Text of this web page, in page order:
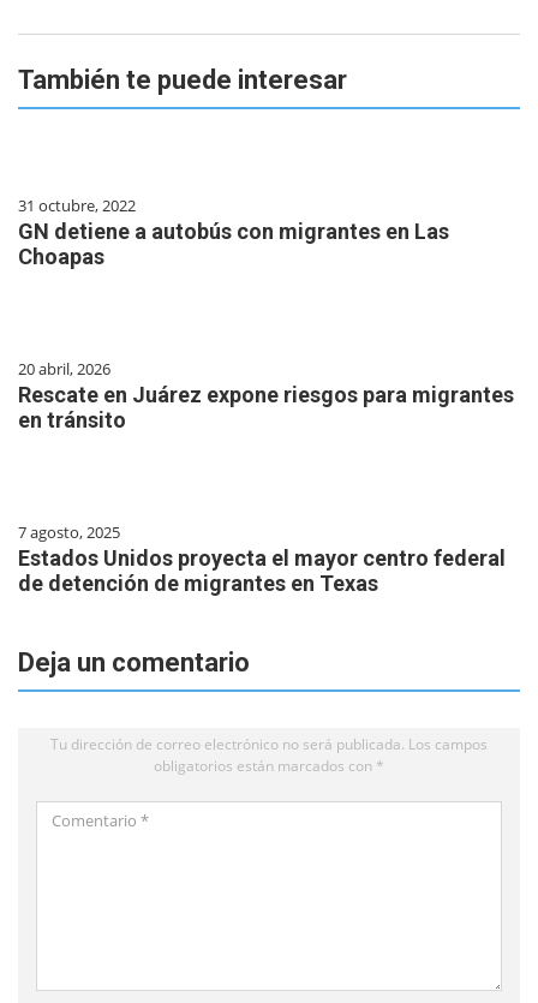
También te puede interesar
31 octubre, 2022
GN detiene a autobús con migrantes en Las
Choapas
20 abril, 2026
Rescate en Juárez expone riesgos para migrantes
en tránsito
7 agosto, 2025
Estados Unidos proyecta el mayor centro federal
de detención de migrantes en Texas
Deja un comentario
Tu dirección de correo electrónico no será publicada. Los campos
obligatorios están marcados con *
Comentario